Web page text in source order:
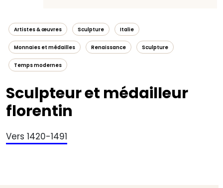
Artistes & œuvres Sculpture Italie
Monnaies et médailles Renaissance Sculpture
Temps modernes
Sculpteur et médailleur
florentin
Vers 1420-1491